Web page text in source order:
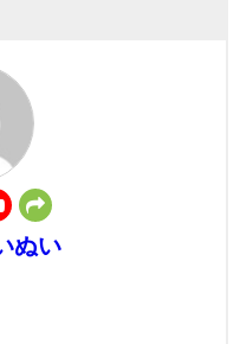
ぬい